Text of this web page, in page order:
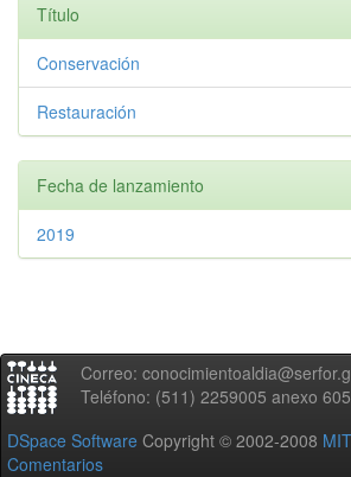
Título
Conservación
Restauración
Fecha de lanzamiento
2019
Correo:
Teléfono: (511) 2259005 anexo 605
DSpace Software Copyright © 2002-2008 MIT
Comentarios